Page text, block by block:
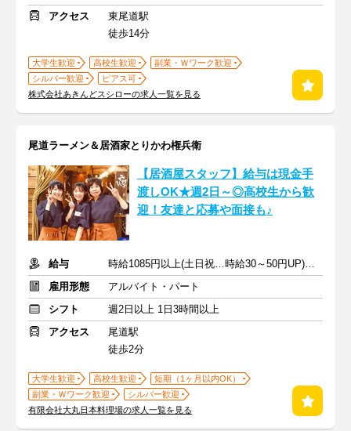
アクセス
東尾道駅
徒歩14分
大学生歓迎 高校生歓迎
副業・Ｗワーク歓迎
シルバー歓迎
ピアス可
株式会社あきんどスシローの求人一覧を見る
尾道ラーメン＆居酒家とりかわ権兵衛
【居酒屋スタッフ】給与は現金手
渡しOK★週2日～◎高校生から歓
迎！友達と応募や面接も♪
給与
時給1085円以上(土日祝…時給30～50円UP)＋プチボーナス・交通費
雇用形態
アルバイト・パート
シフト
週2日以上 1日3時間以上
アクセス
尾道駅
徒歩2分
大学生歓迎 高校生歓迎
短期（1ヶ月以内OK）
副業・Ｗワーク歓迎
シルバー歓迎
有限会社大丸日本料理場の求人一覧を見る